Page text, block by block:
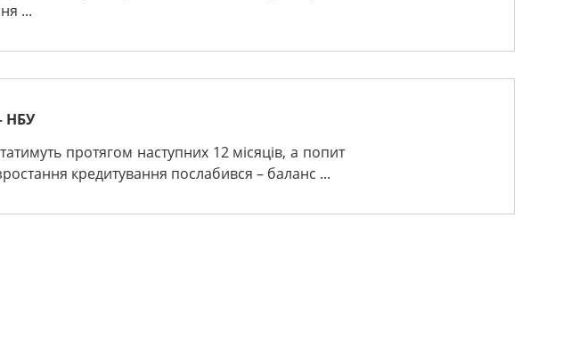
...
НБУ
протягом наступних 12 місяців, а попит
кредитування послабився – баланс ...